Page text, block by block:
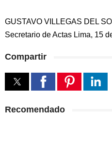
GUSTAVO VILLEGAS DEL
Secretario de Actas Lima, 15
Compartir
Recomendado